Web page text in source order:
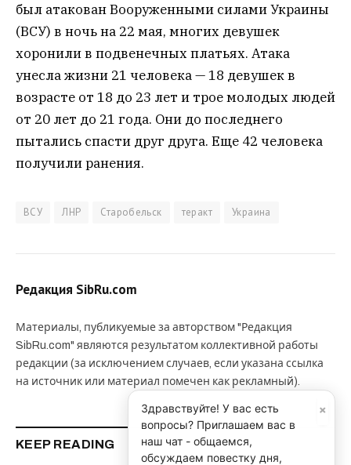
был атакован Вооруженными силами Украины
(ВСУ) в ночь на 22 мая, многих девушек
хоронили в подвенечных платьях. Атака
унесла жизни 21 человека — 18 девушек в
возрасте от 18 до 23 лет и трое молодых людей
от 20 лет до 21 года. Они до последнего
пытались спасти друг друга. Еще 42 человека
получили ранения.
ВСУ ЛНР Старобельск теракт Украина
Редакция SibRu.com
Материалы, публикуемые за авторством "Редакция
SibRu.com" являются результатом коллективной работы
редакции (за исключением случаев, если указана ссылка
на источник или материал помечен как рекламный).
KEEP READING
×
Здравствуйте! У вас есть
вопросы? Приглашаем вас в
наш чат - общаемся,
обсуждаем повестку дня,